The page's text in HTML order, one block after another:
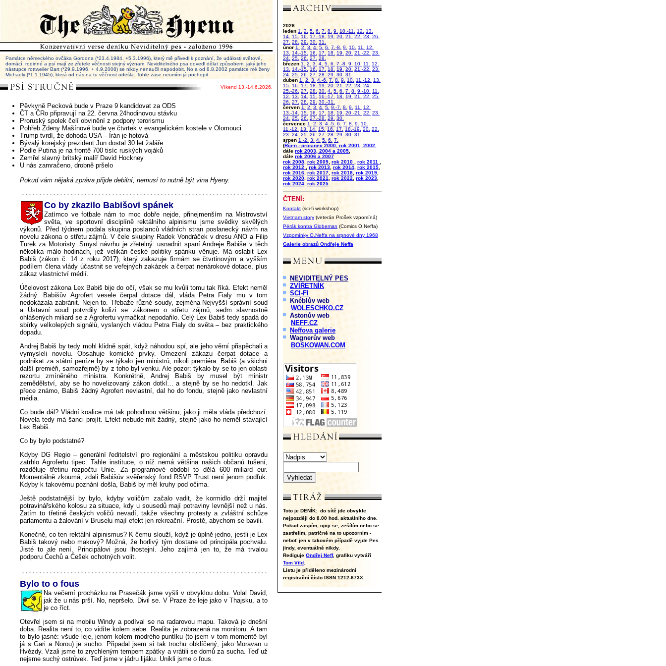
2026
leden 1. 2. 5. 6. 7. 8. 9. 10.-11. 12.
13.
14.
15. 16. 17.-18. 19. 20. 21. 22. 23.
26.
27.
28. 29. 30. 31.
únor 1. 2. 3. 4. 5. 6. 7.-8. 9. 10. 11.
12.
13.
14.-15. 16. 17. 18. 19. 20. 21.-22.
23.
24. 25. 26. 27.
28.
březen 1. 2. 3. 4. 5. 6. 7.-8. 9. 10. 11.
12.
13.
14.-15. 16. 17. 18. 19. 20. 21.-22.
23.
24. 25. 26. 27. 28.-29. 30. 31.
duben 1. 2. 3. 4.-6. 7. 8. 9. 10. 11.-12.
13.
15.
16. 17. 18.-19. 20. 21. 22. 23.
24.
25.-26.
27. 28. 30. 4. 5. 6. 7. 8. 9.-10.
11.
12.
13. 14. 15. 16.-17. 18. 19. 21. 22.
25.
26.
27. 28. 29.
30.-31.
červen 1. 2. 3. 4. 5. 9.-7. 8. 9. 11.
12.
13.-14.
15. 16. 17. 18. 19. 20.-21. 22.
23.
24. 25. 26. 27.-28. 29.
30.
červenec 1. 2. 3. 4.-5. 6. 7. 8. 9.
10.
11.-12.
13. 14. 15. 16. 17. 18.-19. 20. 22.
23.
24. 25.-26. 27. 28. 29. 30. 31.
srpen 1.-2. 3. 4. 5. 6. 7.
(Říjen - prosinec 2000, rok 2001, 2002,
dále rok 2003, 2004 a 2005
dále rok 2006 a 2007
rok 2008 rok 2009 rok 2010 rok 2011
rok 2012
rok 2013 rok 2014 rok 2015
rok 2016 rok 2017 rok 2018 rok 2019
rok 2020 rok 2021 rok 2022 rok 2023
rok 2024 rok 2025
ČTENÍ:
Kontakt (sci-fi workshop)
Vietnam story (veterán Prošek vzpomíná)
Pérák kontra Globeman (Comics O.Neffa)
Vzpomínky O.Neffa na srpnové dny 1968
Galerie obrazů Ondřeje Neffa
NEVIDITELNÝ PES
ZVÍŘETNÍK
SCI-FI
Knéblův web
WOLESCHKO.CZ
Astonův web
NEFF.CZ
Neffova galerie
Wagnerův web
BOSKOWAN.COM
Toto je DENÍK: do sítě jde obvykle
nejpozději do 8.00 hod. aktuálního dne.
Pokud zaspím, opiji se, zešílím nebo se
zastřelím, patričně na to upozorním -
neboť jen v takovém případě vyjde Pes
jindy, eventuálně nikdy.
Rediguje Ondřej Neff, grafiku vytváří
Tom Vild
Listu je přiděleno mezinárodní
registrační číslo ISSN 1212-673X.
Památce německého ovčáka Gordona (*23.4.1984, +5.3.1996), který mě přivedl k poznání, že události světové,
domácí, rodinné a psí mají ze zřetele věčnosti stejný význam. Neviditelného psa dovedl dělat způsobem, jaký jeho
nástupce rottweiler Bart (*29.9.1996, + 4.9.2008) se nikdy nenaučil napodobit. No a od 8.8.2002 památce mé ženy
Michaely (*1.1.1945), která od nás na tu věčnost odešla. Tohle zase neumím já pochopit.
Víkend 13.-14.6.2026.
Pěvkyně Pecková bude v Praze 9 kandidovat za ODS
ČT a ČRo připravují na 22. června 24hodinovou stávku
Proruský spolek čelí obvinění z podpory terorismu
Pohřeb Zdeny Mašínové bude ve čtvrtek v evangelickém kostele v Olomouci
Trump tvrdí, že dohoda USA – Írán je hotová
Bývalý korejský prezident Jun dostal 30 let žaláře
Podle Putina je na frontě 700 tisíc ruských vojáků
Zemřel slavný britský malíř David Hockney
U nás zamračeno, drobně pršelo
Pokud vám nějaká zpráva přijde debilní, nemusí to nutně být vina Hyeny.
Co by zkazilo Babišovi spánek
Zatímco ve fotbale nám to moc dobře nejde, přinejmenším na Mistrovství
světa, ve sportovní disciplíně rektálního alpinismu jsme svědky skvělých
výkonů. Před týdnem podala skupina poslanců vládních stran poslanecký návrh na
novelu zákona o střetu zájmů. V čele skupiny Radek Vondráček v dresu ANO a Filip
Turek za Motoristy. Smysl návrhu je zřetelný: usnadnit spaní Andreje Babiše v těch
několika málo hodinách, jež velikán české politiky spánku věnuje. Má oslabit Lex
Babiš (zákon č. 14 z roku 2017), který zakazuje firmám se čtvrtinovým a vyšším
podílem člena vlády účastnit se veřejných zakázek a čerpat nenárokové dotace, plus
zákaz vlastnictví médií.
Účelovost zákona Lex Babiš bije do očí, však se mu kvůli tomu tak říká. Efekt neměl
žádný. Babišův Agrofert vesele čerpal dotace dál, vláda Petra Fialy mu v tom
nedokázala zabránit. Nejen to. Třebaže různé soudy, zejména Nejvyšší správní soud
a Ústavní soud potvrdily kolizi se zákonem o střetu zájmů, sedm slavnostně
ohlášených miliard se z Agrofertu vymačkat nepodařilo. Celý Lex Babiš tedy spadá do
sbírky velkolepých signálů, vyslaných vládou Petra Fialy do světa – bez praktického
dopadu.
Andrej Babiš by tedy mohl klidně spát, když náhodou spí, ale jeho věrní přispěchali a
vymysleli novelu. Obsahuje komické prvky. Omezení zákazu čerpat dotace a
podnikat za státní peníze by se týkalo jen ministrů, nikoli premiéra. Babiš (a všichni
další premiéři, samozřejmě) by z toho byl venku. Ale pozor: týkalo by se to jen oblasti
rezortu zmíněného ministra. Konkrétně, Andrej Babiš by musel být ministr
zemědělství, aby se ho novelizovaný zákon dotkl… a stejně by se ho nedotkl. Jak
přece známo, Babiš žádný Agrofert nevlastní, dal ho do fondu, stejně jako nevlastní
média.
Co bude dál? Vládní koalice má tak pohodlnou většinu, jako ji měla vláda předchozí.
Novela tedy má šanci projít. Efekt nebude mít žádný, stejně jako ho neměl stávající
Lex Babiš.
Co by bylo podstatné?
Kdyby DG Regio – generální ředitelství pro regionální a městskou politiku opravdu
zatrhlo Agrofertu tipec. Tahle instituce, o níž nemá většina našich občanů tušení,
rozděluje třetinu rozpočtu Unie. Za programové období to dělá 600 miliard eur.
Momentálně zkoumá, zdali Babišův svěřenský fond RSVP Trust není jenom podfuk.
Kdyby k takovému poznání došla, Babiš by měl kruhy pod očima.
Ještě podstatnější by bylo, kdyby voličům začalo vadit, že kormidlo drží majitel
potravinářského kolosu za situace, kdy u sousedů mají potraviny levnější než u nás.
Zatím to třetině českých voličů nevadí, takže všechny protesty a zvláštní schůze
parlamentu a žalování v Bruselu mají efekt jen rekreační. Prostě, abychom se bavili.
Konečně, co ten rektální alpinismus? K čemu slouží, když je úplně jedno, jestli je Lex
Babiš takový nebo makový? Možná, že horlivý tým dostane od principála pochvalu.
Jisté to ale není. Principálovi jsou lhostejní. Jeho zajímá jen to, že má trvalou
podporu Čechů a Češek ochotných volit.
Bylo to o fous
Na večerní procházku na Prasečák jsme vyšli v obvyklou dobu. Volal David,
jak že u nás prší. No, nepršelo. Divil se. V Praze že leje jako v Thajsku, a to
je co říct.
Otevřel jsem si na mobilu Windy a podíval se na radarovou mapu. Taková je dnešní
doba. Realita není to, co vidíte kolem sebe. Realita je zobrazená na monitoru. A tam
to bylo jasné: všude leje, jenom kolem modrého puntíku (to jsem v tom momentě byl
já s Gari a Norou) je sucho. Připadal jsem si tak trochu obklíčený, jako Moravan u
Hvězdy. Vzali jsme to zrychleným tempem zpátky a vrátili se domů za sucha. Teď už
nejsme suchý ostrůvek. Teď jsme v jádru lijáku. Unikli jsme o fous.